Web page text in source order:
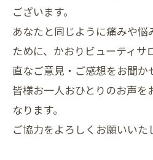
ございます。
あなたと同じように痛みや
ために、かおりビューティサ
直なご意見・ご感想をお聞か
皆様お一人おひとりのお声を
なります。
ご協力をよろしくお願いいた